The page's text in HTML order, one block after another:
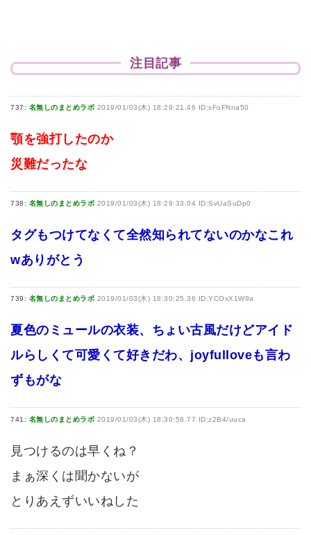
注目記事
737: 名無しのまとめラボ 2019/01/03(木) 18:29:21.46 ID:sFoFNna50
顎を強打したのか
災難だったな
738: 名無しのまとめラボ 2019/01/03(木) 18:29:33.04 ID:SvUaSuDp0
タグもつけてなくて全然知られてないのかなこれ
wありがとう
739: 名無しのまとめラボ 2019/01/03(木) 18:30:25.36 ID:YCOxX1W9a
夏色のミュールの衣装、ちょい古風だけどアイド
ルらしくて可愛くて好きだわ、joyfulloveも言わ
ずもがな
741: 名無しのまとめラボ 2019/01/03(木) 18:30:58.77 ID:z2B4/uuca
見つけるのは早くね？
まぁ深くは聞かないが
とりあえずいいねした